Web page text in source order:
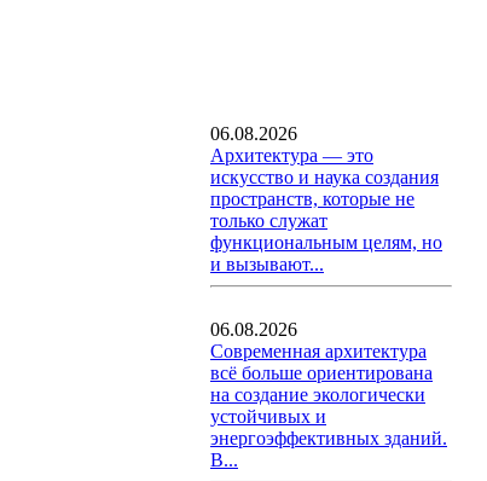
06.08.2026
Архитектура — это
искусство и наука создания
пространств, которые не
только служат
функциональным целям, но
и вызывают...
06.08.2026
Современная архитектура
всё больше ориентирована
на создание экологически
устойчивых и
энергоэффективных зданий.
В...